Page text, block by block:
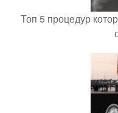
Топ 5 процедур